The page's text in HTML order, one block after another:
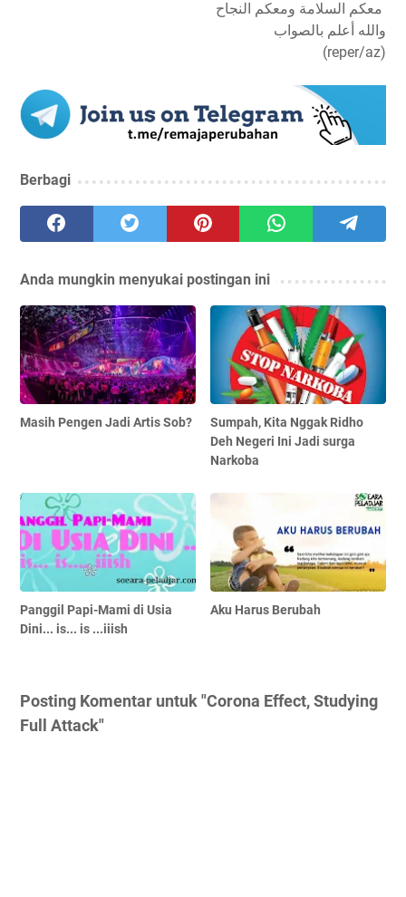
والله أعلم بالصواب
(reper/az)
Berbagi
Anda mungkin menyukai postingan ini
Masih Pengen Jadi Artis Sob?
Sumpah, Kita Nggak Ridho
Deh Negeri Ini Jadi surga
Narkoba
Panggil Papi-Mami di Usia
Dini... is... is ...iiish
Aku Harus Berubah
Posting Komentar untuk "Corona Effect, Studying
Full Attack"